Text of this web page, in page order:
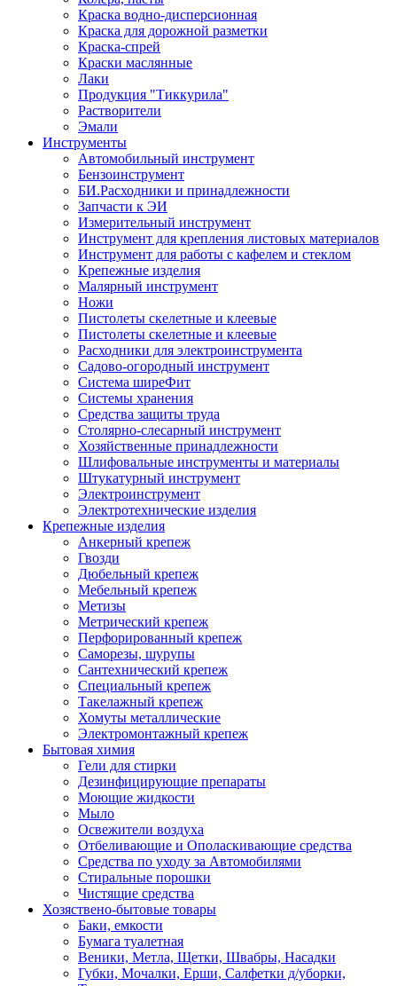
Краска водно-дисперсионная
Краска для дорожной разметки
Краска-спрей
Краски маслянные
Лаки
Продукция "Тиккурила"
Растворители
Эмали
Инструменты
Автомобильный инструмент
Бензоинструмент
БИ.Расходники и принадлежности
Запчасти к ЭИ
Измерительный инструмент
Инструмент для крепления листовых материалов
Инструмент для работы с кафелем и стеклом
Крепежные изделия
Малярный инструмент
Ножи
Пистолеты скелетные и клеевые
Пистолеты скелетные и клеевые
Расходники для электроинструмента
Садово-огородный инструмент
Система ширеФит
Системы хранения
Средства защиты труда
Столярно-слесарный инструмент
Хозяйственные принадлежности
Шлифовальные инструменты и материалы
Штукатурный инструмент
Электроинструмент
Электротехнические изделия
Крепежные изделия
Анкерный крепеж
Гвозди
Дюбельный крепеж
Мебельный крепеж
Метизы
Метрический крепеж
Перфорированный крепеж
Саморезы, шурупы
Сантехнический крепеж
Специальный крепеж
Такелажный крепеж
Хомуты металлические
Электромонтажный крепеж
Бытовая химия
Гели для стирки
Дезинфицирующие препараты
Моющие жидкости
Мыло
Освежители воздуха
Отбеливающие и Ополаскивающие средства
Средства по уходу за Автомобилями
Стиральные порошки
Чистящие средства
Хозяствено-бытовые товары
Баки, емкости
Бумага туалетная
Веники, Метла, Щетки, Швабры, Насадки
Губки, Мочалки, Ерши, Салфетки д/уборки,